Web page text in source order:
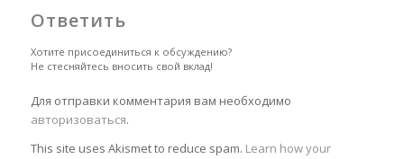
Ответить
Хотите присоединиться к обсуждению?
Не стесняйтесь вносить свой вклад!
Для отправки комментария вам необходимо
авторизоваться.
This site uses Akismet to reduce spam. Learn how your